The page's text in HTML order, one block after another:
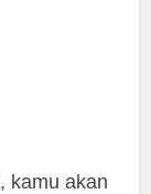
kamu akan